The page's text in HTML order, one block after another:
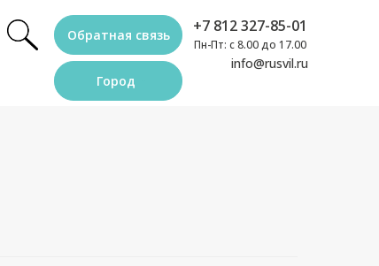
+7 812 327-85-01
Пн-Пт: с 8.00 до 17.00
info@rusvil.ru
Обратная связь
Город